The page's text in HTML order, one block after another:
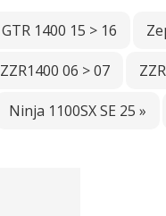
GTR 1400 15 > 16
ZZR1400 06 > 07
Ninja 1100SX SE 25 »